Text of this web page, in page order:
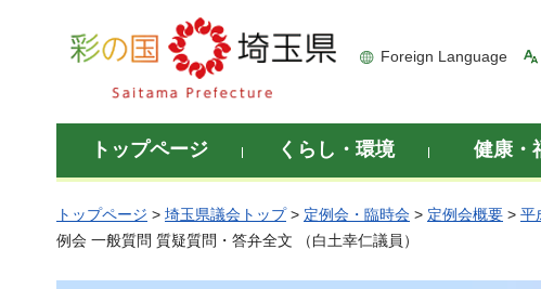
彩の国 埼玉県
Foreign Language
トップページ くらし・環境 健康・
トップページ > 埼玉県議会トップ> 定例会・臨時会 > 定例会概要 > 平
例会 一般質問 質疑質問・答弁全文 （白土幸仁議員）